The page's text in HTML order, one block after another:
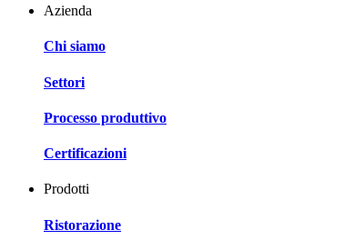
Azienda
Chi siamo
Settori
Processo produttivo
Certificazioni
Prodotti
Ristorazione